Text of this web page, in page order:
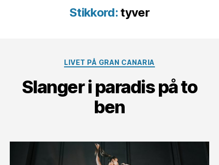
Stikkord: tyver
Kategorier
LIVET PÅ GRAN CANARIA
Slanger i paradis på to
ben